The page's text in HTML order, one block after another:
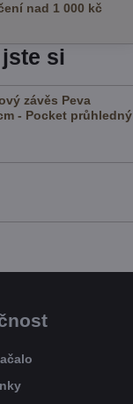
nad 1 000 kč
si
závěs Peva
- Pocket průhledný